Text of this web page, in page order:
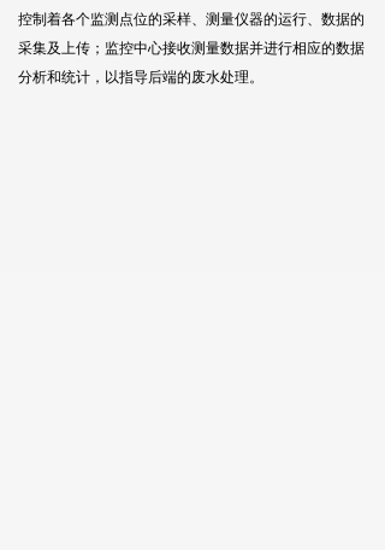
控制着各个监测点位的采样、测量仪器的运行、数据的
采集及上传；监控中心接收测量数据并进行相应的数据
分析和统计，以指导后端的废水处理。